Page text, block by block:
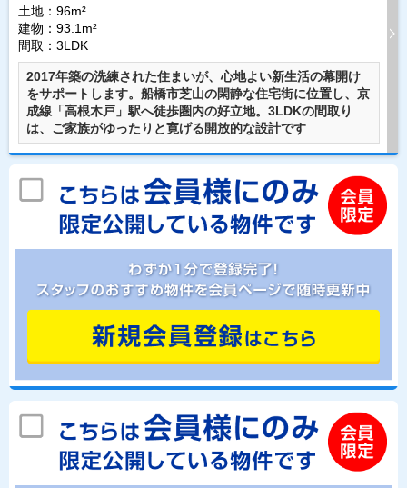
土地：96m²
建物：93.1m²
間取：3LDK
2017年築の洗練された住まいが、心地よい新生活の幕開け
をサポートします。船橋市芝山の閑静な住宅街に位置し、京
成線「高根木戸」駅へ徒歩圏内の好立地。3LDKの間取り
は、ご家族がゆったりと寛げる開放的な設計です